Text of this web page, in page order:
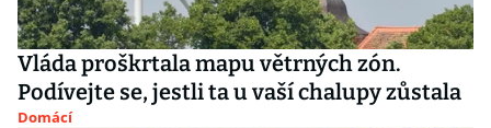
Vláda proškrtala mapu větrných zón.
Podívejte se, jestli ta u vaší chalupy zůstala
Domácí